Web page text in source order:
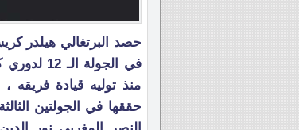
حصد البرتغالي هيلدر
في
منذ توليه قيادة فريقه ،
حققها في الجولتين